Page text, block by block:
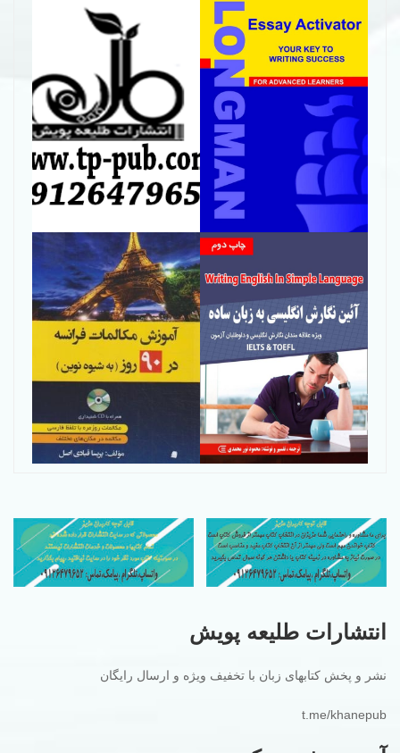
انتشارات طلیعه پویش
نشر و پخش کتابهای زبان با تخفیف ویژه و ارسال رایگان
t.me/khanepub